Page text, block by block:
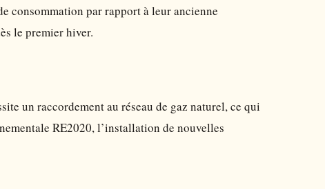
consommation par rapport à leur ancienne
le premier hiver.
un raccordement au réseau de gaz naturel, ce qui
RE2020, l’installation de nouvelles